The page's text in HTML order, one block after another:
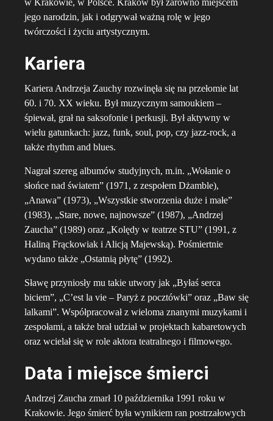
w Krakowie, w Polsce. Kraków był zarówno miejscem
jego narodzin, jak i odgrywał ważną rolę w jego
twórczości i życiu artystycznym.
Kariera
Kariera Andrzeja Zauchy rozwinęła się na przełomie lat
60. i 70. XX wieku. Był muzycznym samoukiem –
śpiewał, grał na saksofonie i perkusji. Był aktywny w
wielu gatunkach: jazz, funk, soul, pop, czy jazz-rock, a
także rhythm and blues.
Nagrał szereg albumów studyjnych, m.in. „Wołanie o
słońce nad światem” (1971, z zespołem Dżamble),
„Anawa” (1973), „Wszystkie stworzenia duże i małe”
(1983), „Stare, nowe, najnowsze” (1987), „Andrzej
Zaucha” (1989) oraz „Kolędy w teatrze STU” (1991, z
Haliną Frąckowiak i Alicją Majewską). Pośmiertnie
wydano także „Ostatnią płytę” (1992).
Sławę przyniosły mu takie utwory jak „Byłaś serca
biciem”, „C’est la vie – Paryż z pocztówki” oraz „Baw się
lalkami”. Współpracował z wieloma znanymi muzykami i
zespołami, a także brał udział w projektach kabaretowych
oraz wcielał się w role aktora teatralnego i filmowego.
Data i miejsce śmierci
Andrzej Zaucha zmarł 10 października 1991 roku w
Krakowie. Jego śmierć była wynikiem ran postrzałowych